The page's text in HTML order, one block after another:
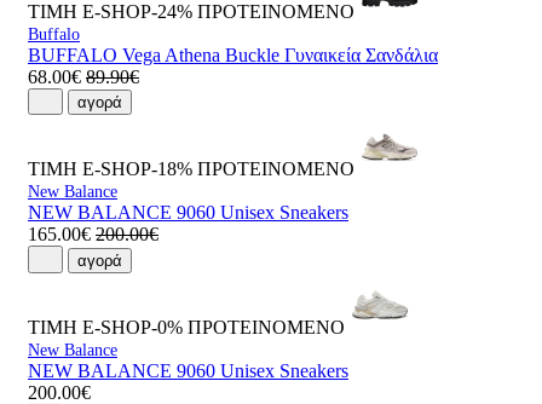
ΤΙΜΗ E-SHOP-24% ΠΡΟΤΕΙΝΟΜΕΝΟ
Buffalo
BUFFALO Vega Athena Buckle Γυναικεία Σανδάλια
68.00€ 89.90€
αγορά
ΤΙΜΗ E-SHOP-18% ΠΡΟΤΕΙΝΟΜΕΝΟ
New Balance
NEW BALANCE 9060 Unisex Sneakers
165.00€ 200.00€
αγορά
ΤΙΜΗ E-SHOP-0% ΠΡΟΤΕΙΝΟΜΕΝΟ
New Balance
NEW BALANCE 9060 Unisex Sneakers
200.00€